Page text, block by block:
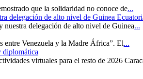
que la solidaridad no conoce de...
delegación de alto nivel de Guinea
nuestra delegación de alto nivel de Guinea...
entre Venezuela y la Madre África”. El...
diplomática
virtuales para el resto de 2026